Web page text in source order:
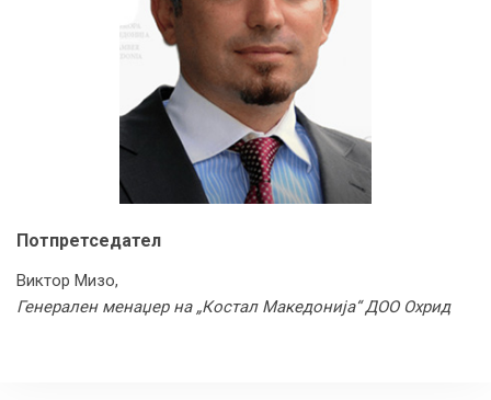
Потпретседател
Виктор Мизо,
Генерален менаџер на „Костал Македонија“ ДОО Охрид